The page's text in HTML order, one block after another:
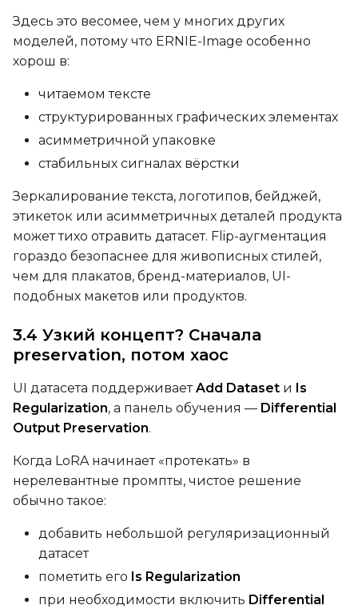
Height
LoRA Scale
Prompt
Width
Здесь это весомее, чем у многих других
моделей, потому что ERNIE-Image особенно
хорош в:
читаемом тексте
структурированных графических элементах
асимметричной упаковке
стабильных сигналах вёрстки
Зеркалирование текста, логотипов, бейджей,
этикеток или асимметричных деталей продукта
может тихо отравить датасет. Flip-аугментация
гораздо безопаснее для живописных стилей,
чем для плакатов, бренд-материалов, UI-
подобных макетов или продуктов.
3.4 Узкий концепт? Сначала
preservation, потом хаос
UI датасета поддерживаетAdd Dataset и
Is
Regularization, а панель обучения — Differential
Output Preservation.
Когда LoRA начинает «протекать» в
нерелевантные промпты, чистое решение
обычно такое:
добавить небольшой регуляризационный
датасет
пометить его Is Regularization
при необходимости включить Differential